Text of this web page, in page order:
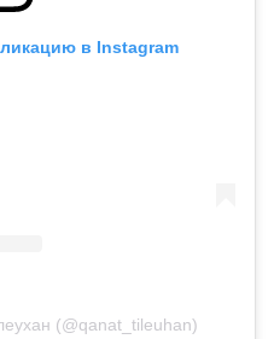
в Instagram
(@qanat_tileuhan)